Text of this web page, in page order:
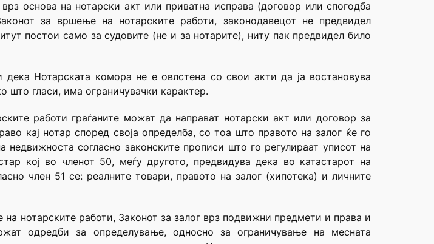
основа на нотарски акт или приватна исправа (договор или спогодба
за вршење на нотарските работи, законодавецот не предвидел
постои само за судовите (не и за нотарите), ниту пак предвидел било
Нотарската комора не е овлстена со свои акти да ја востановува
што гласи, има ограничувачки карактер.
работи граѓаните можат да направат нотарски акт или договор за
кај нотар според своја определба, со тоа што правото на залог ќе го
недвижноста согласно законските прописи што го регулираат уписот на
кој во членот 50, меѓу другото, предвидува дека во катастарот на
член 51 се: реалните товари, правото на залог (хипотека) и личните
нотарските работи, Законот за залог врз подвижни предмети и права и
одредби за определување, односно за ограничување на месната